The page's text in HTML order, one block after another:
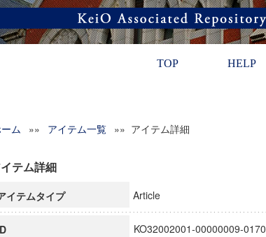
TOP HELP
ム »» アイテム一覧 »» アイテム詳細
テム詳細
イテムタイプ Article
KO32002001-00000009-